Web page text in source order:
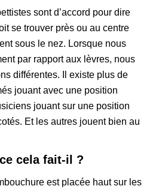
sont d’accord pour dire
se trouver près ou au centre
sous le nez. Lorsque nous
par rapport aux lèvres, nous
différentes. Il existe plus de
jouant avec une position
jouant sur une position
Et les autres jouent bien au
cela fait-il ?
est placée haut sur les